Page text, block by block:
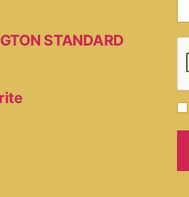
STANDARD